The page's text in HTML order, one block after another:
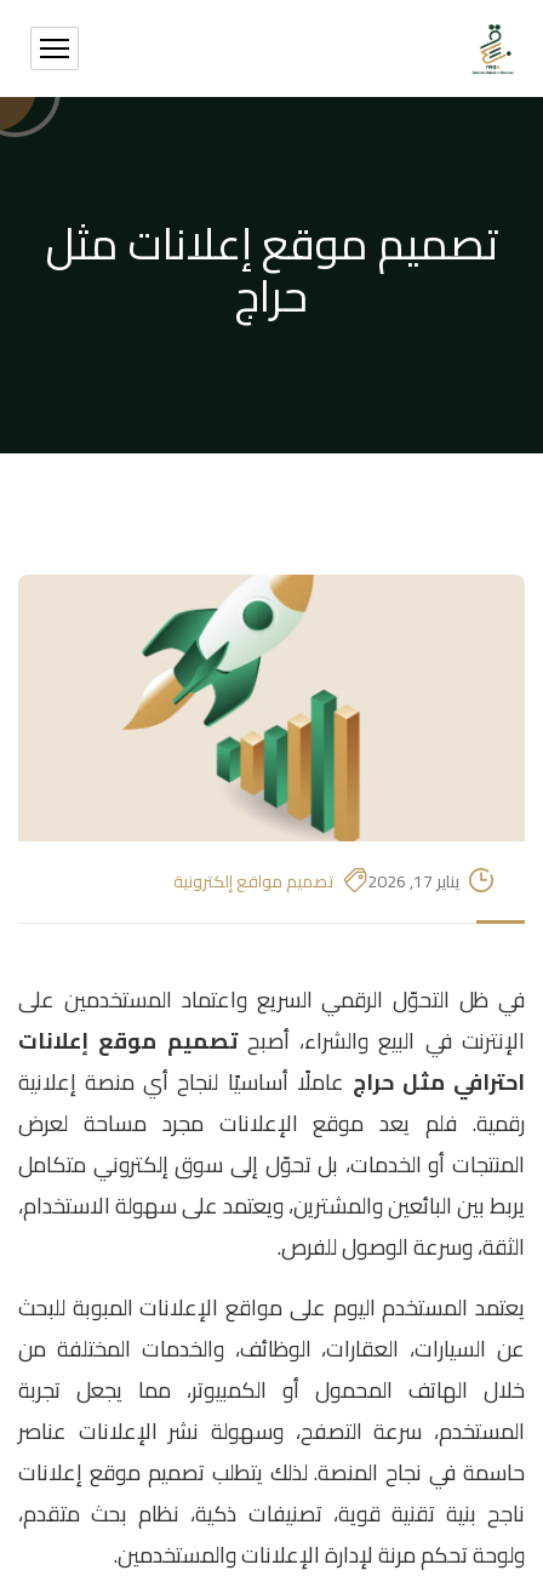
تصميم موقع إعلانات مثل
حراج
يناير 17, 2026 تصميم مواقع إلكترونية
في ظل التحوّل الرقمي السريع واعتماد المستخدمين على
الإنترنت في البيع والشراء، أصبحتصميم موقع إعلانات
احترافي مثل حراج عاملًا أساسيًا لنجاح أي منصة إعلانية
رقمية. فلم يعد موقع الإعلانات مجرد مساحة لعرض
المنتجات أو الخدمات، بل تحوّل إلى سوق إلكتروني متكامل
يربط بين البائعين والمشترين، ويعتمد على سهولة الاستخدام،
الثقة، وسرعة الوصول للفرص.
يعتمد المستخدم اليوم على مواقع الإعلانات المبوبة للبحث
عن السيارات، العقارات، الوظائف، والخدمات المختلفة من
خلال الهاتف المحمول أو الكمبيوتر، مما يجعل تجربة
المستخدم، سرعة التصفح، وسهولة نشر الإعلانات عناصر
حاسمة في نجاح المنصة. لذلك يتطلب تصميم موقع إعلانات
ناجح بنية تقنية قوية، تصنيفات ذكية، نظام بحث متقدم،
ولوحة تحكم مرنة لإدارة الإعلانات والمستخدمين.